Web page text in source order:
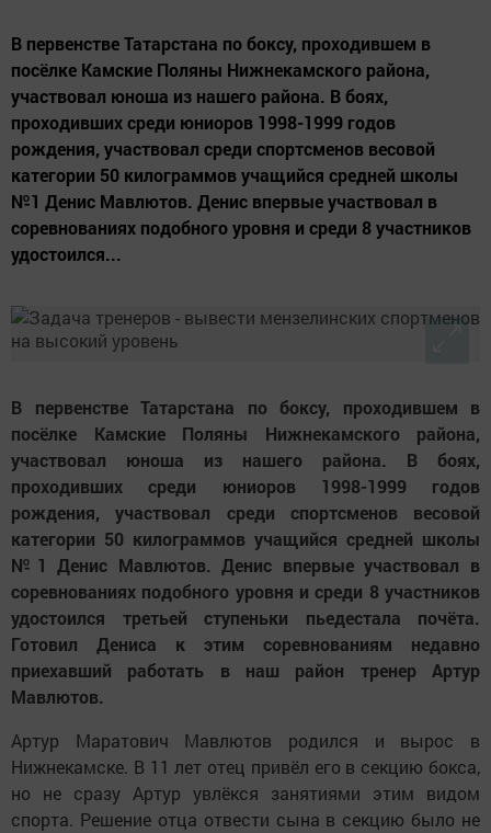
В первенстве Татарстана по боксу, проходившем в
посёлке Камские Поляны Нижнекамского района,
участвовал юноша из нашего района. В боях,
проходивших среди юниоров 1998-1999 годов
рождения, участвовал среди спортсменов весовой
категории 50 килограммов учащийся средней школы
№1 Денис Мавлютов. Денис впервые участвовал в
соревнованиях подобного уровня и среди 8 участников
удостоился...
В первенстве Татарстана по боксу, проходившем в
посёлке Камские Поляны Нижнекамского района,
участвовал юноша из нашего района. В боях,
проходивших среди юниоров 1998-1999 годов
рождения, участвовал среди спортсменов весовой
категории 50 килограммов учащийся средней школы
№1 Денис Мавлютов. Денис впервые участвовал в
соревнованиях подобного уровня и среди 8 участников
удостоился третьей ступеньки пьедестала почёта.
Готовил Дениса к этим соревнованиям недавно
приехавший работать в наш район тренер Артур
Мавлютов.
Артур Маратович Мавлютов родился и вырос в
Нижнекамске. В 11 лет отец привёл его в секцию бокса,
но не сразу Артур увлёкся занятиями этим видом
спорта. Решение отца отвести сына в секцию было не